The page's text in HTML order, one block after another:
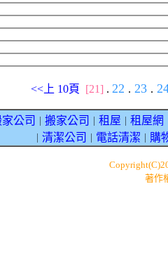
<<上 10頁 [21] . 22 . 23 .
公司 搬家公司 租屋 租屋網
清潔公司 電話清潔 購
著作